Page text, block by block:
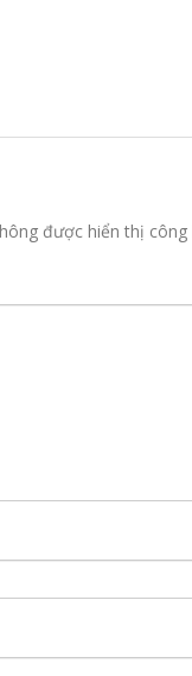
được hiển thị công